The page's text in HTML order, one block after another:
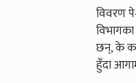
विवरण
छन्, के
हुँदा